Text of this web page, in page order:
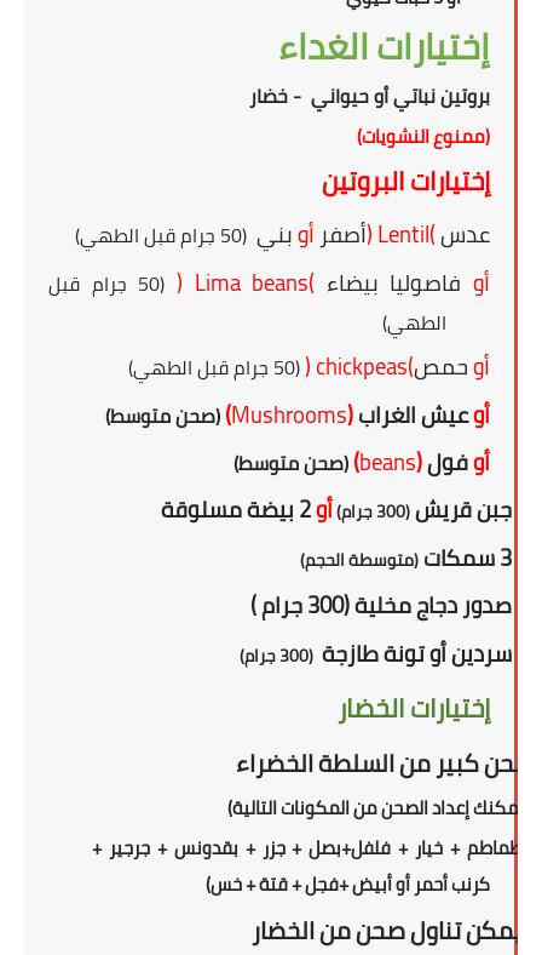
إختيارات الغداء
بروتين نباتي أو حيواني - خضار
(ممنوع النشويات)
إختيارات البروتين
عدس(
Lentil
)أصفرأوبني (50 جرام قبل الطهي)
أو فاصوليا بيضاء (
Lima beans
)
(50 جرام قبل
الطهي)
أوحمص(
chickpeas
)(50 جرام قبل الطهي)
أوعيش الغراب(
Mushrooms
)(صحن متوسط)
أوفول(
beans
)(صحن متوسط)
جبن قريش(300 جرام) أو2 بيضة مسلوقة
(متوسطة الحجم)
صدور دجاج مخلية (300 جرام )
سردين أو تونة طازجة (300 جرام)
إختيارات الخضار
صحن كبير من السلطة الخضراء
يمكنك إعداد الصحن من المكونات التالية)
(طماطم + خيار + فلفل+بصل + جزر + بقدونس + جرجير +
كرنب أحمر أو أبيض +فجل + قتة + خس)
ويمكن تناولصحنمن الخضار